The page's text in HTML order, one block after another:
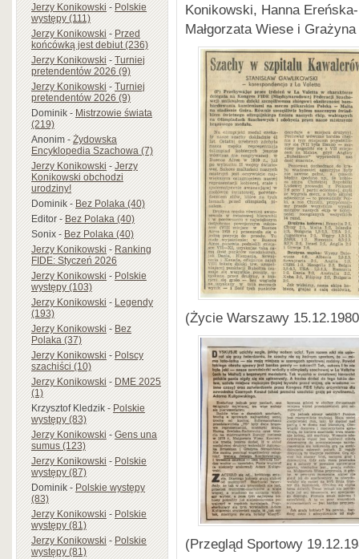
Jerzy Konikowski-Polskie
występy (111)
Jerzy Konikowski-Przed
końcówką jest debiut (236)
Jerzy Konikowski-Turniej
pretendentów 2026 (9)
Jerzy Konikowski-Turniej
pretendentów 2026 (9)
Dominik-Mistrzowie świata
(219)
Anonim-Żydowska
Encyklopedia Szachowa (7)
Jerzy Konikowski-Jerzy
Konikowski obchodzi
urodziny!
Dominik-Bez Polaka (40)
Editor-Bez Polaka (40)
Sonix-Bez Polaka (40)
Jerzy Konikowski-Ranking
FIDE: Styczeń 2026
Jerzy Konikowski-Polskie
występy (103)
Jerzy Konikowski-Legendy
(193)
Jerzy Konikowski-Bez
Polaka (37)
Jerzy Konikowski-Polscy
szachiści (10)
Jerzy Konikowski-DME 2025
(1)
Krzysztof Kledzik-Polskie
występy (83)
Jerzy Konikowski-Gens una
sumus (123)
Jerzy Konikowski-Polskie
występy (87)
Dominik-Polskie występy
(83)
Jerzy Konikowski-Polskie
występy (81)
Jerzy Konikowski-Polskie
występy (81)
Konikowski, Hanna
Małgorzata Wiese i
(Życie Warszawy
(Przegląd Sportowy